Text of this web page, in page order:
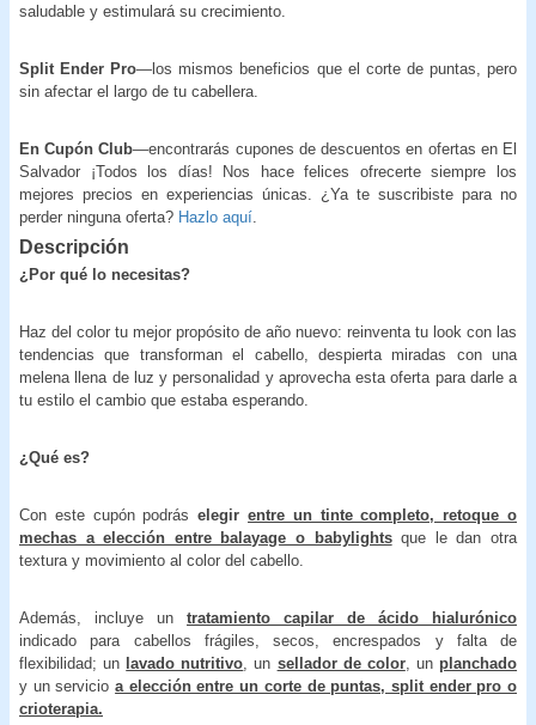
saludable y estimulará su crecimiento.
Split Ender Pro—los mismos beneficios que el corte de puntas, pero
sin afectar el largo de tu cabellera.
En Cupón Club—encontrarás cupones de descuentos en ofertas en El
Salvador ¡Todos los días! Nos hace felices ofrecerte siempre los
mejores precios en experiencias únicas. ¿Ya te suscribiste para no
perder ninguna oferta? Hazlo aquí
Descripción
¿Por qué lo necesitas?
Haz del color tu mejor propósito de año nuevo: reinventa tu look con las
tendencias que transforman el cabello, despierta miradas con una
melena llena de luz y personalidad y aprovecha esta oferta para darle a
tu estilo el cambio que estaba esperando.
¿Qué es?
Con este cupón podrás elegirentre un tinte completo, retoque o
mechas a elección entre balayage o babylightsque le dan otra
textura y movimiento al color del cabello.
Además, incluye un tratamiento capilar de ácido hialurónico
indicado para cabellos frágiles, secos, encrespados y falta de
flexibilidad; un lavado nutritivo , un sellador de color, un planchado
y un servicioa elección entre un corte de puntas, split ender pro o
crioterapia.